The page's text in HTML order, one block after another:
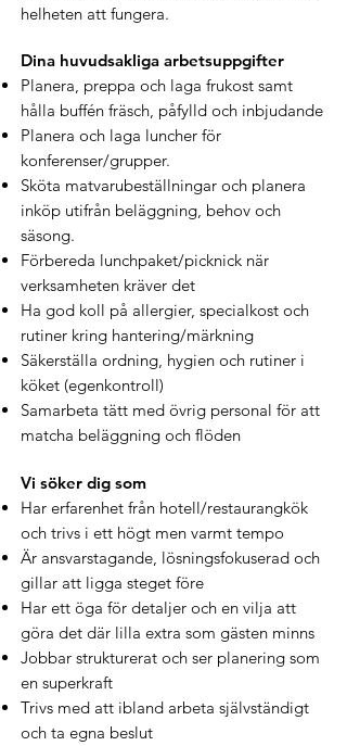
helheten att fungera.
Dina huvudsakliga arbetsuppgifter
Planera, preppa och laga frukost samt
hålla buffén fräsch, påfylld och inbjudande
Planera och laga luncher för
konferenser/grupper.
Sköta matvarubeställningar och planera
inköp utifrån beläggning, behov och
säsong.
Förbereda lunchpaket/picknick när
verksamheten kräver det
Ha god koll på allergier, specialkost och
rutiner kring hantering/märkning
Säkerställa ordning, hygien och rutiner i
köket (egenkontroll)
Samarbeta tätt med övrig personal för att
matcha beläggning och flöden
Vi söker dig som
Har erfarenhet från hotell/restaurangkök
och trivs i ett högt men varmt tempo
Är ansvarstagande, lösningsfokuserad och
gillar att ligga steget före
Har ett öga för detaljer och en vilja att
göra det där lilla extra som gästen minns
Jobbar strukturerat och ser planering som
en superkraft
Trivs med att ibland arbeta självständigt
och ta egna beslut